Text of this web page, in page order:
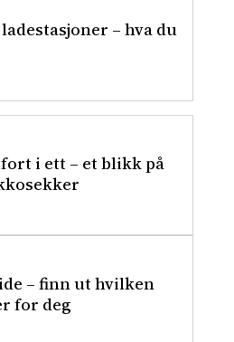
– hva du
i ett – et blikk på
– finn ut hvilken
for deg